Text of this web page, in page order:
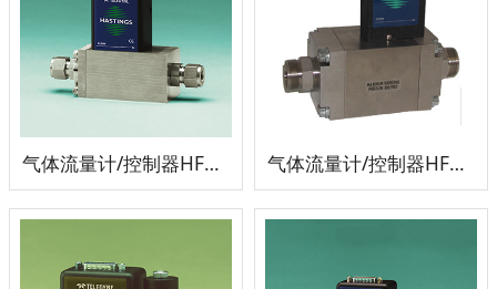
气体流量计/控制器HFM-201/HFC-203 气体流量计/控制器HFM-205/HFC-207